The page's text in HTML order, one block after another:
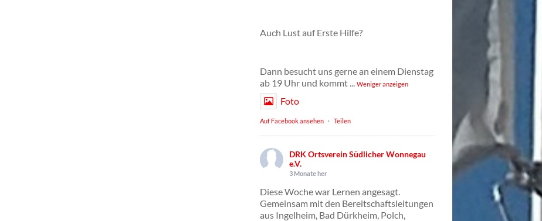
Auch Lust auf Erste Hilfe?
Dann besucht uns gerne an einem Dienstag
ab 19 Uhr und kommt ... Weniger anzeigen
Foto
Auf Facebook ansehen · Teilen
DRK Ortsverein Südlicher Wonnegau
e.V.
3 Monate her
Diese Woche war Lernen angesagt.
Gemeinsam mit den Bereitschaftsleitungen
aus Ingelheim, Bad Dürkheim, Polch,